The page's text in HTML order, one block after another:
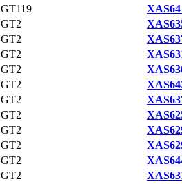
GT119
GT2
GT2
GT2
GT2
GT2
GT2
GT2
GT2
GT2
GT2
GT2